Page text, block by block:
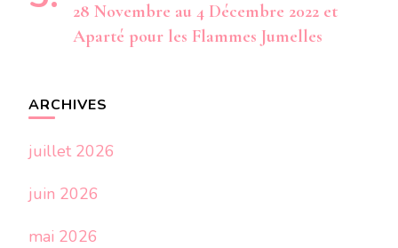
28 Novembre au 4 Décembre 2022 et
Aparté pour les Flammes Jumelles
ARCHIVES
juillet 2026
juin 2026
mai 2026